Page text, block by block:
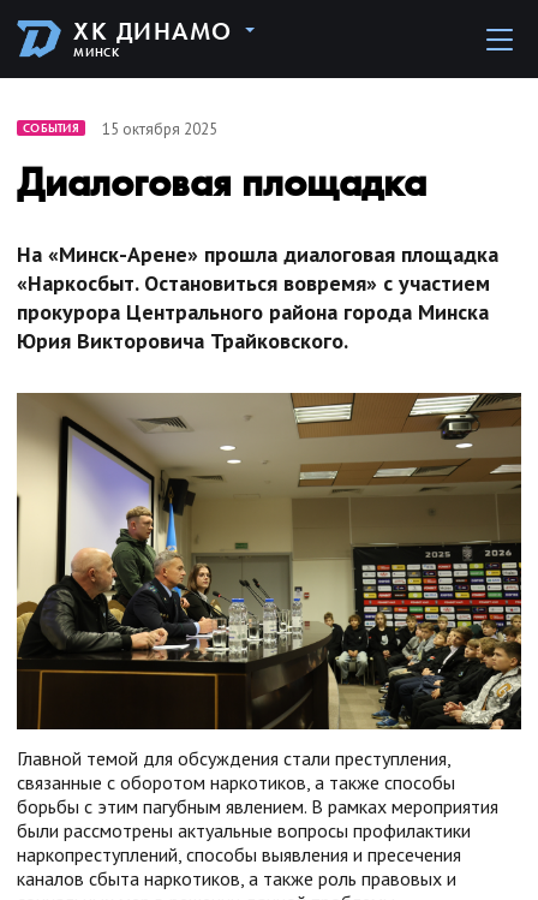
ХК ДИНАМО
МИНСК
СОБЫТИЯ 15 октября 2025
Диалоговая площадка
На «Минск-Арене» прошла диалоговая площадка
«Наркосбыт. Остановиться вовремя» с участием
прокурора Центрального района города Минска
Юрия Викторовича Трайковского.
Главной темой для обсуждения стали преступления,
связанные с оборотом наркотиков, а также способы
борьбы с этим пагубным явлением. В рамках мероприятия
были рассмотрены актуальные вопросы профилактики
наркопреступлений, способы выявления и пресечения
каналов сбыта наркотиков, а также роль правовых и